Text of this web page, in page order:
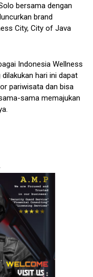
bersama dengan
brand
City, City of Java
Indonesia Wellness
hari ini dapat
pariwisata dan bisa
sama memajukan